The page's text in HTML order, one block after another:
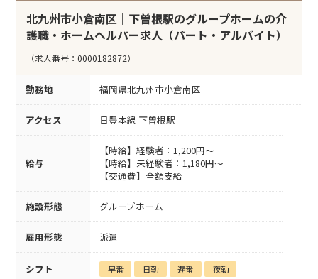
北九州市小倉南区｜下曽根駅のグループホームの介
護職・ホームヘルパー求人（パート・アルバイト）
（求人番号：0000182872）
勤務地 福岡県北九州市小倉南区
アクセス 日豊本線 下曽根駅
給与
【時給】経験者：1,200円～
【時給】未経験者：1,180円～
【交通費】全額支給
施設形態 グループホーム
雇用形態 派遣
シフト 早番 日勤 遅番 夜勤